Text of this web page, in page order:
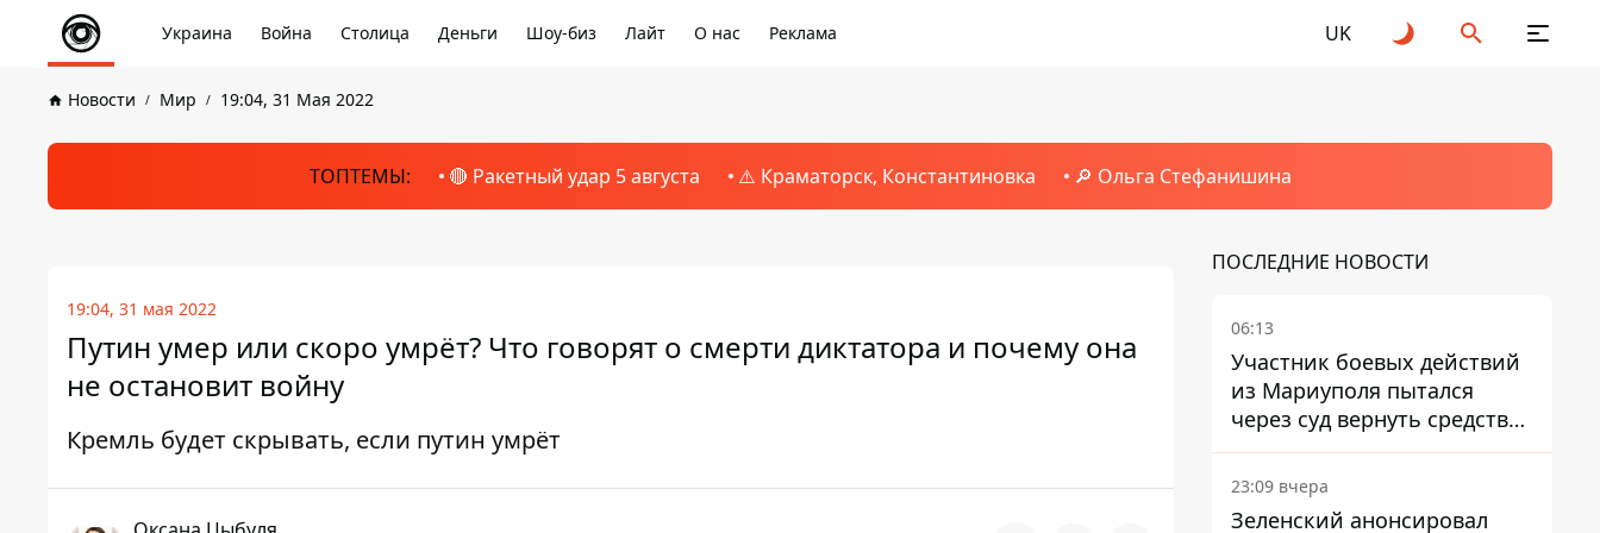
Украина Война Столица Деньги Шоу-биз Лайт О нас Реклама UK
Новости Мир 19:04, 31 Мая 2022
ТОПТЕМЫ: 🔴 Ракетный удар 5 августа ⚠️ Краматорск, Константиновка 🔎 Ольга Стефанишина
19:04, 31 мая 2022
Путин умер или скоро умрёт? Что говорят о смерти диктатора и почему она
не остановит войну
Кремль будет скрывать, если путин умрёт
ПОСЛЕДНИЕ НОВОСТИ
06:13
Участник боевых действий
из Мариуполя пытался
через суд вернуть средства
субсидии со счета в
Ощадбанке – каким было
решение
23:09 вчера
Зеленский анонсировал